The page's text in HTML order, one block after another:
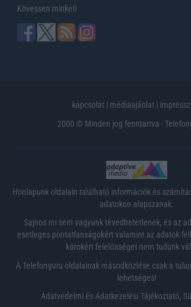
Kövessen minket!
kapcsolat | médiaajánlat |
2000 © Minden jog fenntartva -
Honlapunk oldalain található információk és
adatokon alapszanak.
Sajnos mi sem vagyunk tévedhetetlenek, és az
esetleges pontatlanságokért valamint az adatok
károkért felelősséget nem tudunk
A Telefonguru oldalainak másodközlése csak a
lehetséges!
Adatvédelmi és Adatkezelési Tájékoztató,